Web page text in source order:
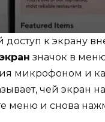
доступ к экрану
значок в
микрофоном и
чей экран
меню и снова